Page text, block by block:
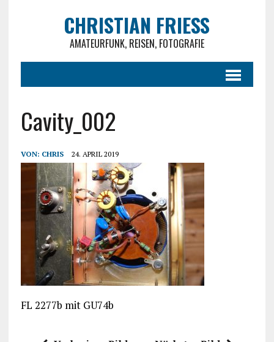
CHRISTIAN FRIESS
AMATEURFUNK, REISEN, FOTOGRAFIE
Cavity_002
VON: CHRIS 24. APRIL 2019
FL 2277b mit GU74b